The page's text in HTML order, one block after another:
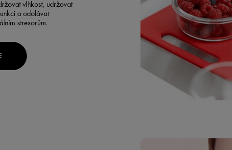
vlhkost, udržovat
a odolávat
stresorům.